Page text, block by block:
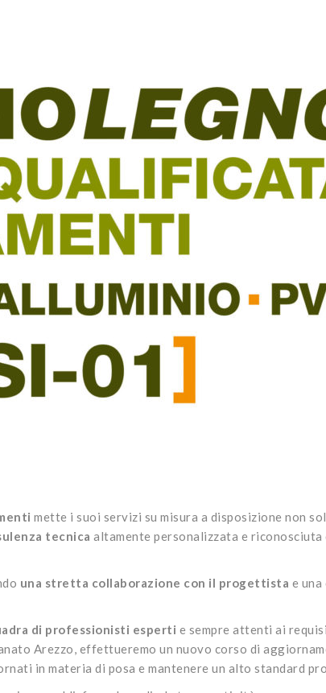
mette i suoi servizi su misura a disposizione non
tecnica altamente personalizzata e
una stretta collaborazione con il progettista e una
di professionisti esperti e sempre attenti ai
Arezzo, effettueremo un nuovo corso di
in materia di posa e mantenere un alto standard